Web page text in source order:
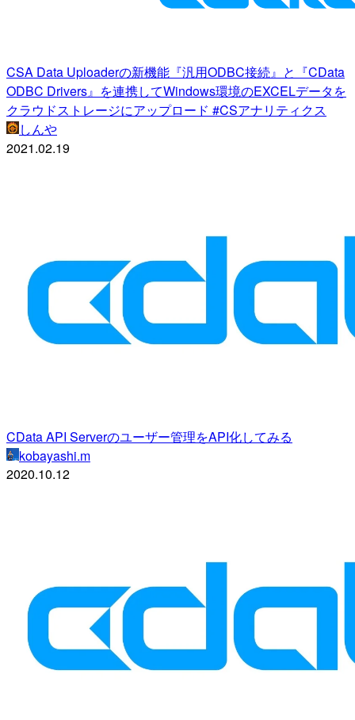
CSA Data Uploaderの新機能『汎用ODBC接続』と『CData
ODBC Drivers』を連携してWindows環境のEXCELデータを
クラウドストレージにアップロード #CSアナリティクス
しんや
2021.02.19
CData API Serverのユーザー管理をAPI化してみる
kobayashi.m
2020.10.12